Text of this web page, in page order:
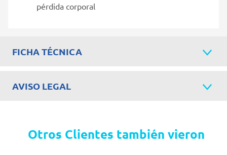
pérdida corporal
FICHA TÉCNICA
AVISO LEGAL
Otros Clientes también vieron